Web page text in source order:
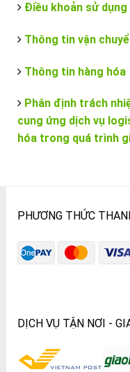
Điều khoản sử dụng
Thông tin vận
Thông tin hàng hóa
Phân định trách
cung ứng dịch vụ
hóa trong quá trình
PHƯƠNG THỨC
DỊCH VỤ TẬN NƠI -